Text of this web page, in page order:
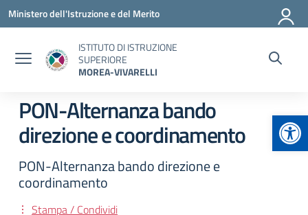
Vai ai contenuti
Vai al menu di navigazione
Vai al footer
Ministero dell'Istruzione e del Merito
ISTITUTO DI ISTRUZIONE
SUPERIORE
MOREA-VIVARELLI
PON-Alternanza bando
direzione e coordinamento
PON-Alternanza bando direzione e
coordinamento
Stampa / Condividi